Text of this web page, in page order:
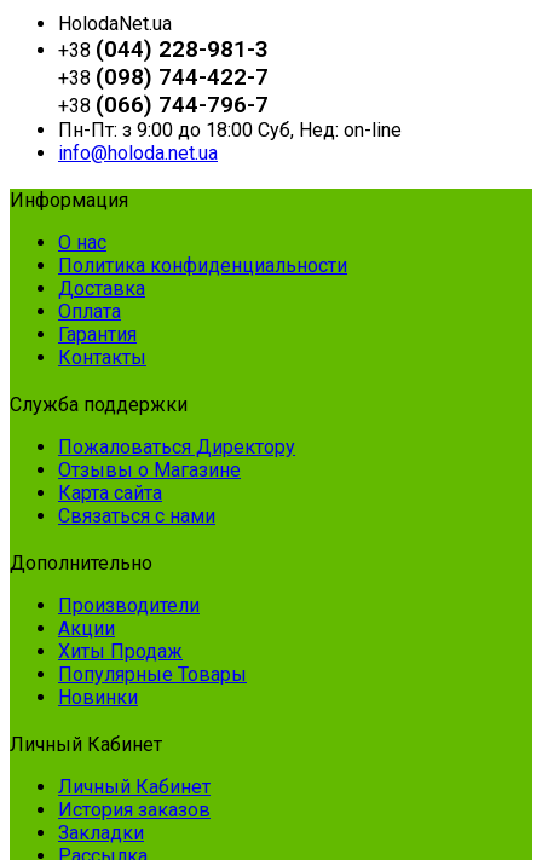
HolodaNet.ua
+38 (044) 228-981-3
+38 (098) 744-422-7
+38 (066) 744-796-7
Пн-Пт: з 9:00 до 18:00 Суб, Нед: on-line
info@holoda.net.ua
Информация
О нас
Политика конфиденциальности
Доставка
Оплата
Гарантия
Контакты
Служба поддержки
Пожаловаться Директору
Отзывы о Магазине
Карта сайта
Связаться с нами
Дополнительно
Производители
Акции
Хиты Продаж
Популярные Товары
Новинки
Личный Кабинет
Личный Кабинет
История заказов
Закладки
Рассылка